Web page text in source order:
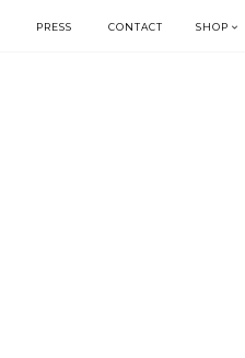
PRESS CONTACT SHOP